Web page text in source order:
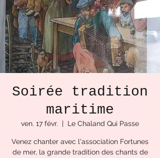
Soirée tradition
maritime
ven. 17 févr.
  |
Le Chaland Qui Passe
Venez chanter avec l'association Fortunes
de mer, la grande tradition des chants de